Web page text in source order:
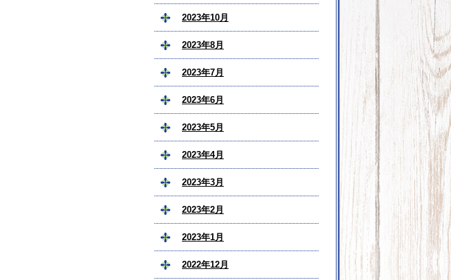
2023年10月
2023年8月
2023年7月
2023年6月
2023年5月
2023年4月
2023年3月
2023年2月
2023年1月
2022年12月